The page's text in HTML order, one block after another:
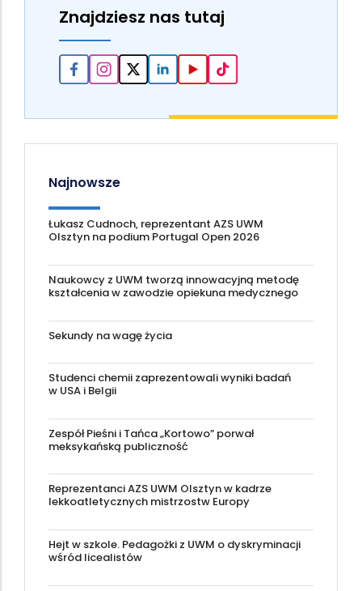
Znajdziesz nas tutaj
Najnowsze
Łukasz Cudnoch, reprezentant AZS UWM
Olsztyn na podium Portugal Open 2026
Naukowcy z UWM tworzą innowacyjną metodę
kształcenia w zawodzie opiekuna medycznego
Sekundy na wagę życia
Studenci chemii zaprezentowali wyniki badań
w USA i Belgii
Zespół Pieśni i Tańca „Kortowo” porwał
meksykańską publiczność
Reprezentanci AZS UWM Olsztyn w kadrze
lekkoatletycznych mistrzostw Europy
Hejt w szkole. Pedagożki z UWM o dyskryminacji
wśród licealistów